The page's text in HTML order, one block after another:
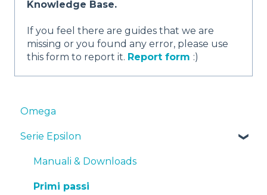
Knowledge Base.
If you feel there are guides that we are
missing or you found any error, please use
this form to report it. Report form :)
Omega
Serie Epsilon
Manuali & Downloads
Primi passi